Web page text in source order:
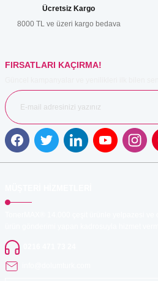
Ürün fiyatı diğer sitelerden daha pahalı.
Ücretsiz Kargo
8000 TL ve üzeri kargo bedava
FIRSATLARI KAÇIRMA!